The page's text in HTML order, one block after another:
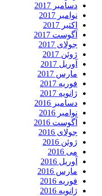
دسامبر 2017
نوامبر 2017
اکتبر 2017
آگوست 2017
جولای 2017
ژوئن 2017
آوریل 2017
مارس 2017
فوریه 2017
ژانویه 2017
دسامبر 2016
نوامبر 2016
آگوست 2016
جولای 2016
ژوئن 2016
می 2016
آوریل 2016
مارس 2016
فوریه 2016
ژانویه 2016